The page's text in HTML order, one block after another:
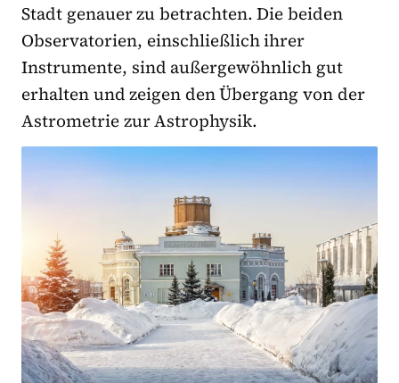
Stadt genauer zu betrachten. Die beiden
Observatorien, einschließlich ihrer
Instrumente, sind außergewöhnlich gut
erhalten und zeigen den Übergang von der
Astrometrie zur Astrophysik.